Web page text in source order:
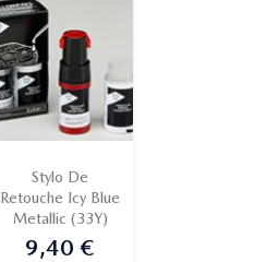
Stylo De
Retouche Icy Blue
Metallic (33Y)
Prix
9,40 €